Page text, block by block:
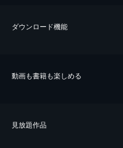
ダウンロード機能
動画も書籍も楽しめる
⾒放題作品